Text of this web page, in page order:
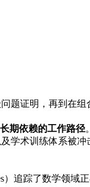
题证明，再到在
期依赖的工作路径。
学术训练体系被冲
）追踪了数学领域